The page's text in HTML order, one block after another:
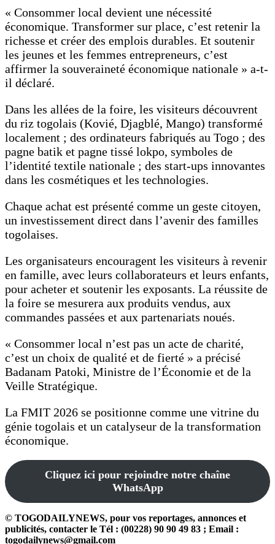
« Consommer local devient une nécessité
économique. Transformer sur place, c’est retenir la
richesse et créer des emplois durables. Et soutenir
les jeunes et les femmes entrepreneurs, c’est
affirmer la souveraineté économique nationale » a-t-
il déclaré.
Dans les allées de la foire, les visiteurs découvrent
du riz togolais (Kovié, Djagblé, Mango) transformé
localement ; des ordinateurs fabriqués au Togo ; des
pagne batik et pagne tissé lokpo, symboles de
l’identité textile nationale ; des start-ups innovantes
dans les cosmétiques et les technologies.
Chaque achat est présenté comme un geste citoyen,
un investissement direct dans l’avenir des familles
togolaises.
Les organisateurs encouragent les visiteurs à revenir
en famille, avec leurs collaborateurs et leurs enfants,
pour acheter et soutenir les exposants. La réussite de
la foire se mesurera aux produits vendus, aux
commandes passées et aux partenariats noués.
« Consommer local n’est pas un acte de charité,
c’est un choix de qualité et de fierté » a précisé
Badanam Patoki, Ministre de l’Économie et de la
Veille Stratégique.
La FMIT 2026 se positionne comme une vitrine du
génie togolais et un catalyseur de la transformation
économique.
Cliquez ici pour rejoindre notre chaîne
WhatsApp
© TOGODAILYNEWS, pour vos reportages, annonces et
publicités, contacter le Tél : (00228) 90 90 49 83 ; Email :
togodailynews@gmail.com